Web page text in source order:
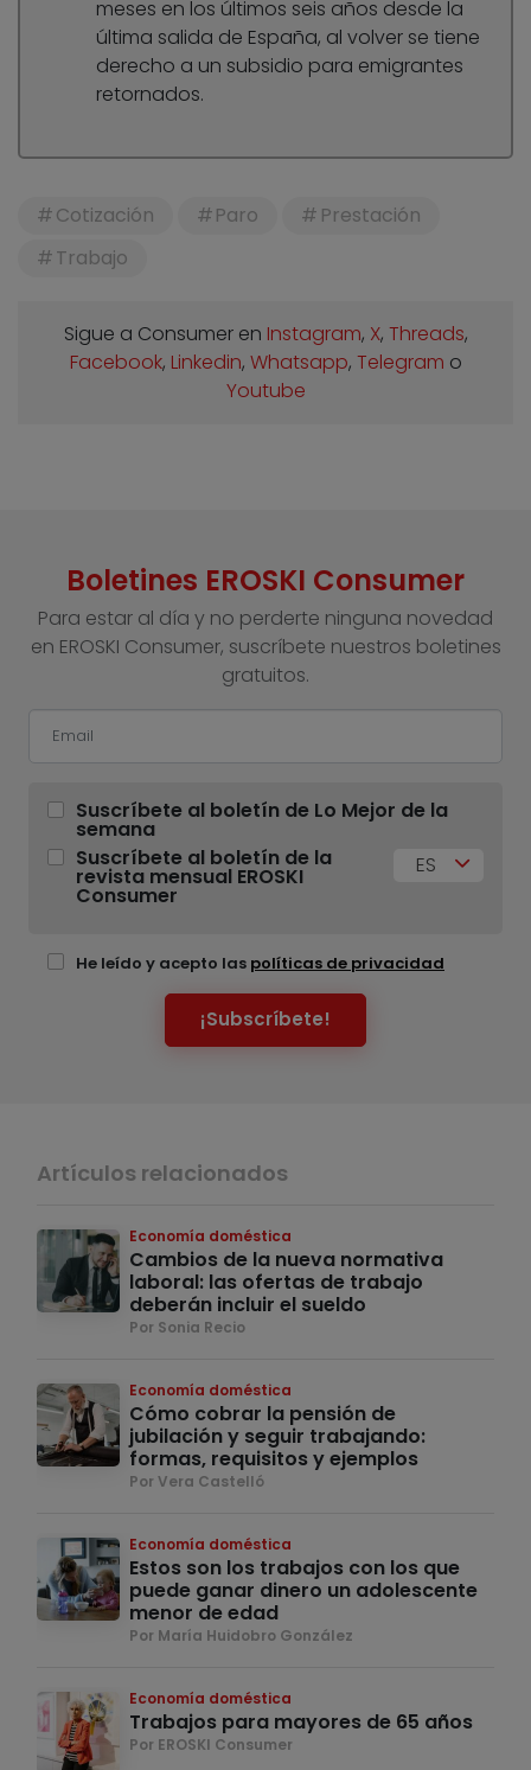
meses en los últimos seis años desde la
última salida de España, al volver se tiene
derecho a un subsidio para emigrantes
retornados.
Cotización Paro
Prestación
Trabajo
Sigue a Consumer en Instagram, X, Threads,
Facebook, Linkedin, Whatsapp, Telegram o
Youtube
Boletines EROSKI Consumer
Para estar al día y no perderte ninguna novedad
en EROSKI Consumer, suscríbete nuestros boletines
gratuitos.
Suscríbete al boletín de Lo Mejor de la
semana
Suscríbete al boletín de la
revista mensual EROSKI
Consumer
ES
He leído y acepto las políticas de privacidad
¡Subscríbete!
Artículos relacionados
Economía doméstica
Cambios de la nueva normativa
laboral: las ofertas de trabajo
deberán incluir el sueldo
Por Sonia Recio
Economía doméstica
Cómo cobrar la pensión de
jubilación y seguir trabajando:
formas, requisitos y ejemplos
Por Vera Castelló
Economía doméstica
Estos son los trabajos con los que
puede ganar dinero un adolescente
menor de edad
Por María Huidobro González
Economía doméstica
Trabajos para mayores de 65 años
Por EROSKI Consumer